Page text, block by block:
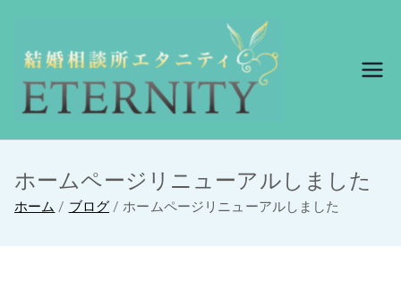
結婚相談所エ
結婚相談所エタニ
ホームページリニューアルしました
ホーム ブログ ホームページリニューアルしました